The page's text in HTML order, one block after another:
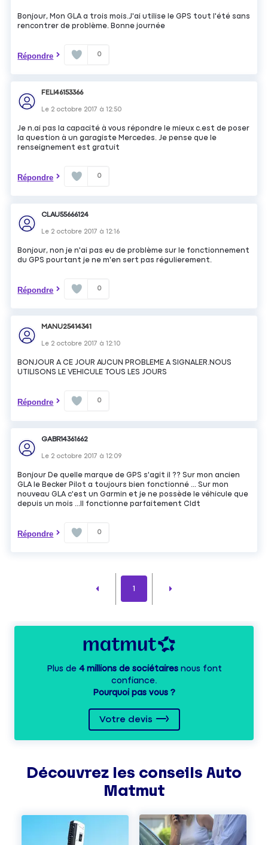
Bonjour, Mon GLA a trois mois.J'ai utilise le GPS tout l'été sans
rencontrer de problème. Bonne journée
Répondre 0
FELI46153366
Le 2 octobre 2017 à12:50
Je n.ai pas la capacité à vous répondre le mieux c.est de poser
la question à un garagiste Mercedes. Je pense que le
renseignement est gratuit
Répondre 0
CLAU55666124
Le 2 octobre 2017 à12:16
Bonjour, non je n'ai pas eu de problème sur le fonctionnement
du GPS pourtant je ne m'en sert pas régulierement.
Répondre 0
MANU25414341
Le 2 octobre 2017 à12:10
BONJOUR A CE JOUR AUCUN PROBLEME A SIGNALER.NOUS
UTILISONS LE VEHICULE TOUS LES JOURS
Répondre 0
GABR14361662
Le 2 octobre 2017 à12:09
Bonjour De quelle marque de GPS s'agit il ?? Sur mon ancien
GLA le Becker Pilot a toujours bien fonctionné ... Sur mon
nouveau GLA c'est un Garmin et je ne possède le véhicule que
depuis un mois ...Il fonctionne parfaitement Cldt
Répondre 0
1
Plus de 4 millions de sociétairesnous font
confiance.
Pourquoi pas vous ?
Votre devis
Découvrez les conseils Auto
Matmut